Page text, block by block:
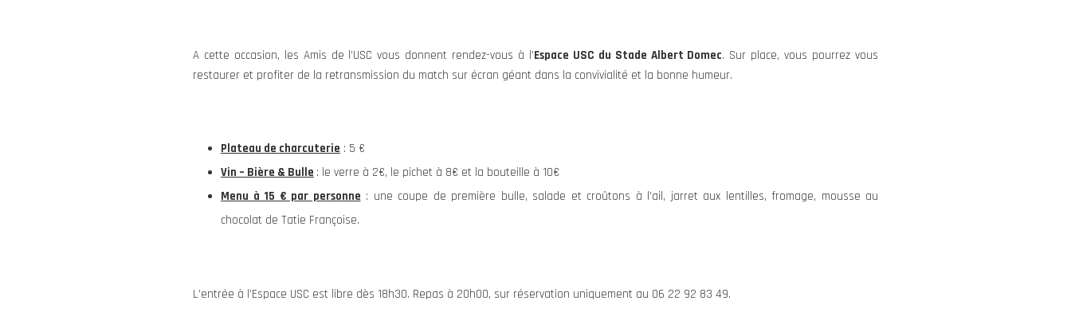
A cette occasion, les Amis de l’USC vous donnent rendez-vous à l’Espace USC du Stade Albert Domec. Sur place, vous pourrez vous
restaurer et profiter de la retransmission du match sur écran géant dans la convivialité et la bonne humeur.
Plateau de charcuterie : 5 €
Vin – Bière & Bulle : le verre à 2€, le pichet à 8€ et la bouteille à 10€
Menu à 15 € par personne : une coupe de première bulle, salade et croûtons à l’ail, jarret aux lentilles, fromage, mousse au
chocolat de Tatie Françoise.
L’entrée à l’Espace USC est libre dès 18h30. Repas à 20h00, sur réservation uniquement au 06 22 92 83 49.